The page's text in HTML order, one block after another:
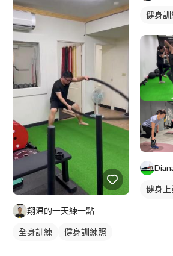
翔温的一天練一點
全身訓練 健身訓練照
健身訓
健身上